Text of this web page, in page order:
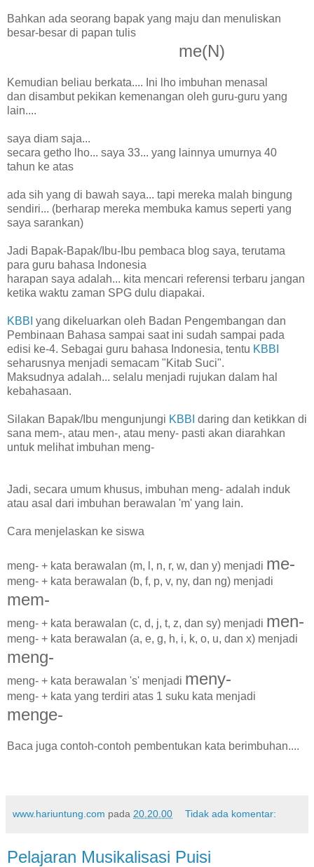
Bahkan ada seorang bapak yang maju dan menuliskan
besar-besar di papan tulis
me(N)
Kemudian beliau berkata.... Ini lho imbuhan menasal
dan disambut pekikan kemenangan oleh guru-guru yang
lain....
saya diam saja...
secara getho lho... saya 33... yang lainnya umurnya 40
tahun ke atas
ada sih yang di bawah saya... tapi mereka malah bingung
sendiri... (berharap mereka membuka kamus seperti yang
saya sarankan)
Jadi Bapak-Bapak/Ibu-Ibu pembaca blog saya, terutama
para guru bahasa Indonesia
harapan saya adalah... kita mencari referensi terbaru jangan
ketika waktu zaman SPG dulu diapakai.
KBBI yang dikeluarkan oleh Badan Pengembangan dan
Pembinaan Bahasa sampai saat ini sudah sampai pada
edisi ke-4. Sebagai guru bahasa Indonesia, tentu KBBI
seharusnya menjadi semacam "Kitab Suci".
Maksudnya adalah... selalu menjadi rujukan dalam hal
kebahasaan.
Silakan Bapak/Ibu mengunjungi KBBI daring dan ketikkan di
sana mem-, atau men-, atau meny- pasti akan diarahkan
untuk melihat imbuhan meng-
Jadi, secara umum khusus, imbuhan meng- adalah induk
atau asal dari imbuhan berawalan 'm' yang lain.
Cara menjelaskan ke siswa
meng- + kata berawalan (m, l, n, r, w, dan y) menjadi me-
meng- + kata berawalan (b, f, p, v, ny, dan ng) menjadi
mem-
meng- + kata berawalan (c, d, j, t, z, dan sy) menjadi men-
meng- + kata berawalan (a, e, g, h, i, k, o, u, dan x) menjadi
meng-
meng- + kata berawalan 's' menjadi meny-
meng- + kata yang terdiri atas 1 suku kata menjadi
menge-
Baca juga contoh-contoh pembentukan kata berimbuhan....
www.hariuntung.com pada 20.20.00 Tidak ada komentar:
Pelajaran Musikalisasi Puisi